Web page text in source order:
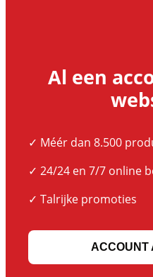
Al een
✓ Méér dan 8.500
✓ 24/24 en 7/7 online
✓ Talrijke promoties
ACCOUNT